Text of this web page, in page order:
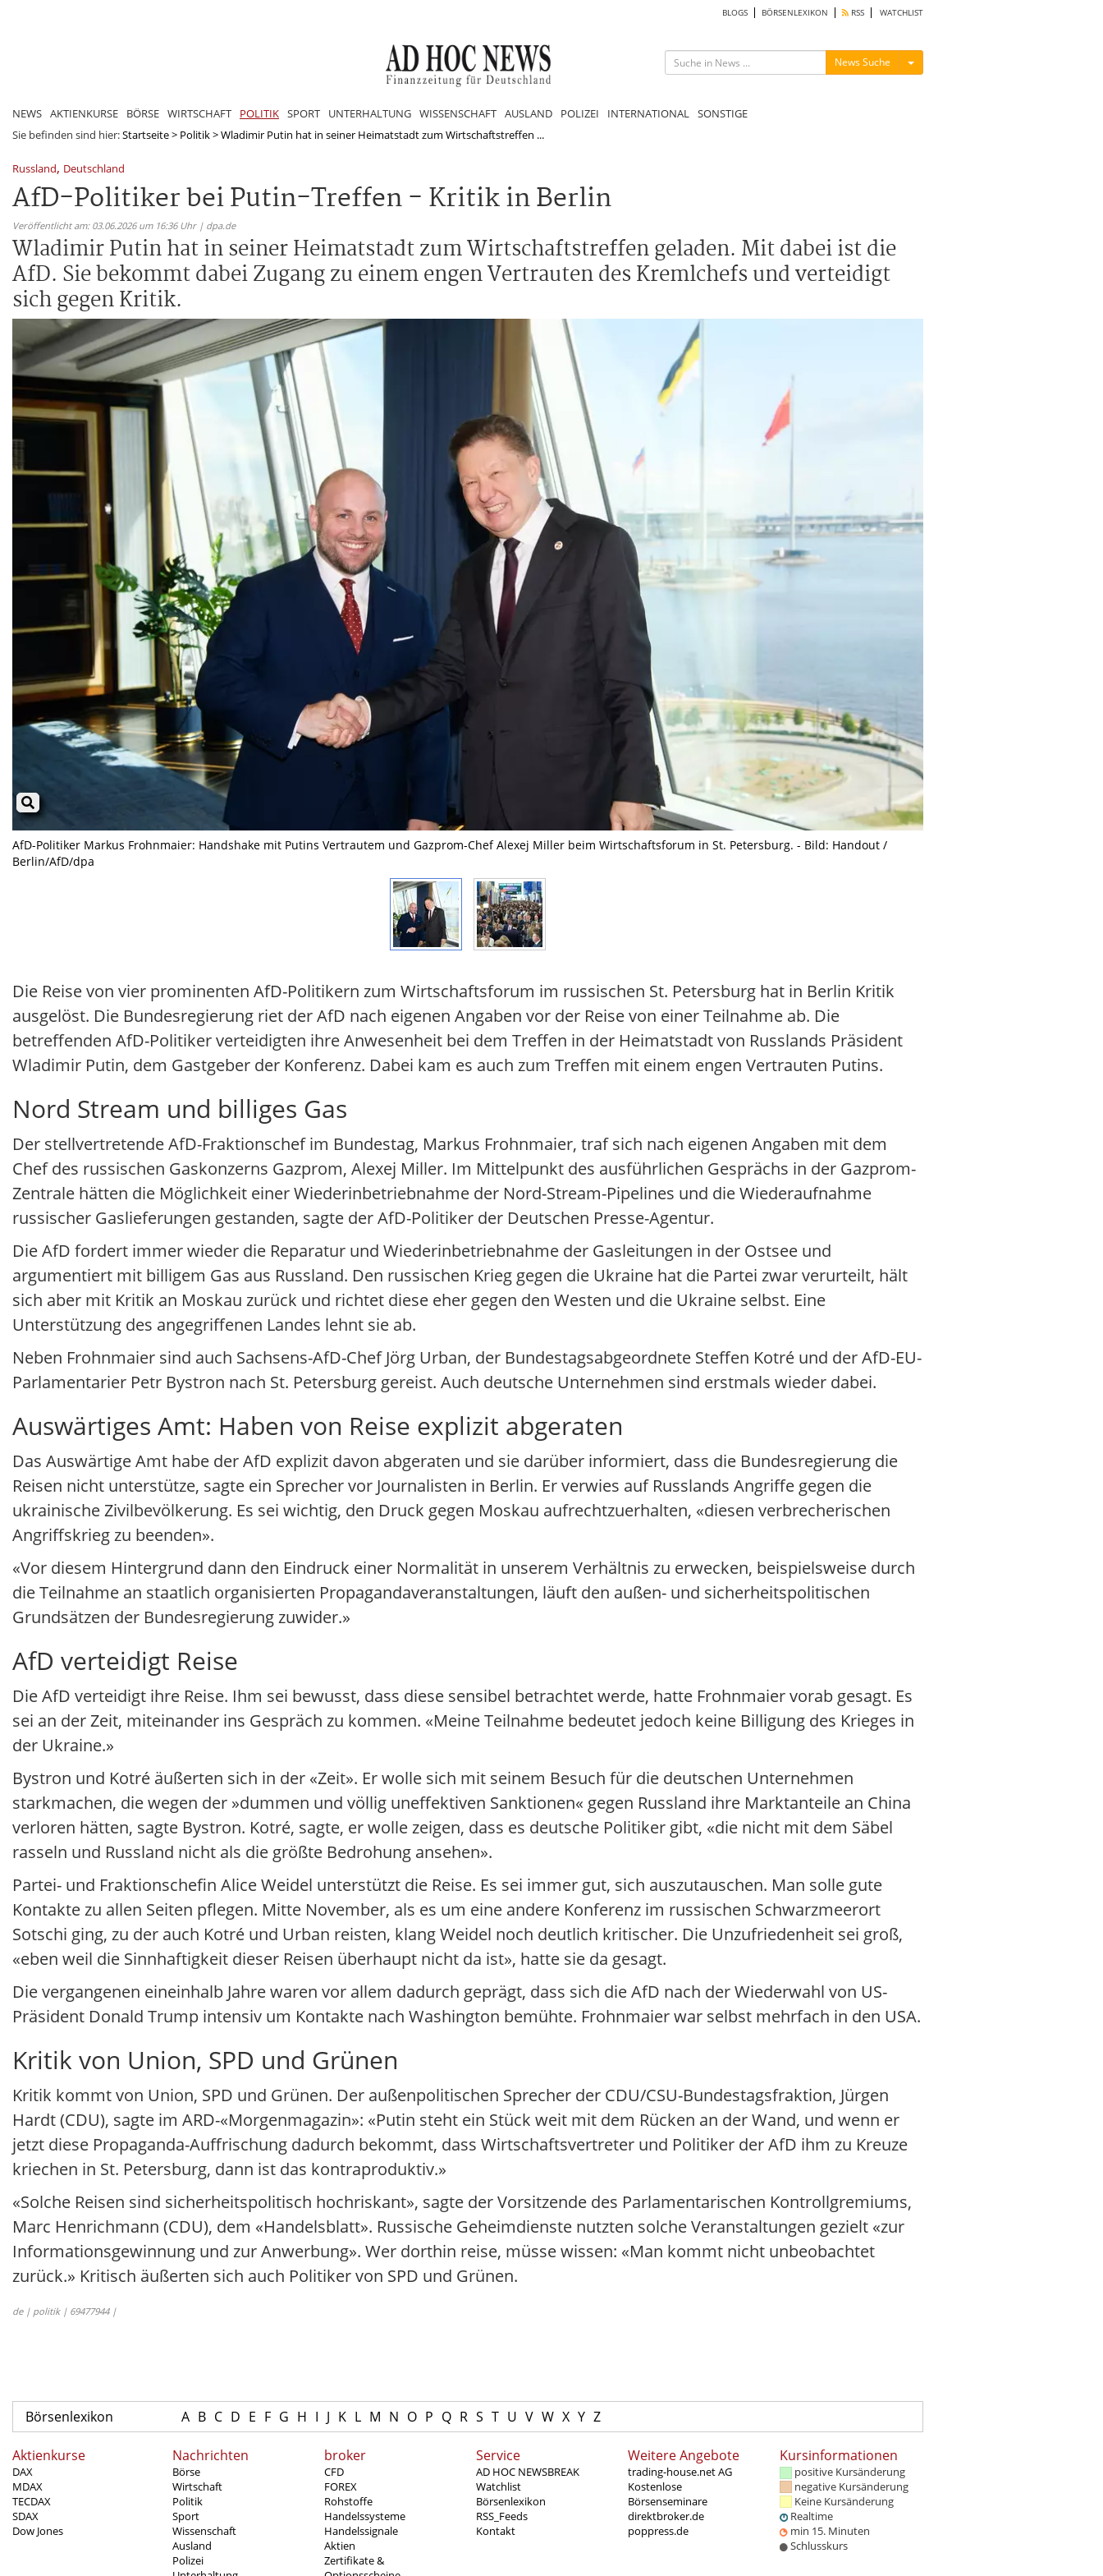
BLOGS BÖRSENLEXIKON RSS WATCHLIST
News Suche Menü ein-/ausblenden
NEWS AKTIENKURSE BÖRSE WIRTSCHAFT POLITIK SPORT UNTERHALTUNG WISSENSCHAFT AUSLAND POLIZEI INTERNATIONAL SONSTIGE
Sie befinden sind hier:Startseite> Politik>Wladimir Putin hat in seiner Heimatstadt zum Wirtschaftstreffen ...
Russland, Deutschland
AfD-Politiker bei Putin-Treffen - Kritik in Berlin
Veröffentlicht am: 03.06.2026 um 16:36 Uhr | dpa.de
Wladimir Putin hat in seiner Heimatstadt zum Wirtschaftstreffen geladen. Mit dabei ist die
AfD. Sie bekommt dabei Zugang zu einem engen Vertrauten des Kremlchefs und verteidigt
sich gegen Kritik.
AfD-Politiker Markus Frohnmaier: Handshake mit Putins Vertrautem und Gazprom-Chef Alexej Miller beim Wirtschaftsforum in St. Petersburg. - Bild: Handout /
Berlin/AfD/dpa
Die Reise von vier prominenten AfD-Politikern zum Wirtschaftsforum im russischen St. Petersburg hat in Berlin Kritik
ausgelöst. Die Bundesregierung riet der AfD nach eigenen Angaben vor der Reise von einer Teilnahme ab. Die
betreffenden AfD-Politiker verteidigten ihre Anwesenheit bei dem Treffen in der Heimatstadt von Russlands Präsident
Wladimir Putin, dem Gastgeber der Konferenz. Dabei kam es auch zum Treffen mit einem engen Vertrauten Putins.
Nord Stream und billiges Gas
Der stellvertretende AfD-Fraktionschef im Bundestag, Markus Frohnmaier, traf sich nach eigenen Angaben mit dem
Chef des russischen Gaskonzerns Gazprom, Alexej Miller. Im Mittelpunkt des ausführlichen Gesprächs in der Gazprom-
Zentrale hätten die Möglichkeit einer Wiederinbetriebnahme der Nord-Stream-Pipelines und die Wiederaufnahme
russischer Gaslieferungen gestanden, sagte der AfD-Politiker der Deutschen Presse-Agentur.
Die AfD fordert immer wieder die Reparatur und Wiederinbetriebnahme der Gasleitungen in der Ostsee und
argumentiert mit billigem Gas aus Russland. Den russischen Krieg gegen die Ukraine hat die Partei zwar verurteilt, hält
sich aber mit Kritik an Moskau zurück und richtet diese eher gegen den Westen und die Ukraine selbst. Eine
Unterstützung des angegriffenen Landes lehnt sie ab.
Neben Frohnmaier sind auch Sachsens-AfD-Chef Jörg Urban, der Bundestagsabgeordnete Steffen Kotré und der AfD-EU-
Parlamentarier Petr Bystron nach St. Petersburg gereist. Auch deutsche Unternehmen sind erstmals wieder dabei.
Auswärtiges Amt: Haben von Reise explizit abgeraten
Das Auswärtige Amt habe der AfD explizit davon abgeraten und sie darüber informiert, dass die Bundesregierung die
Reisen nicht unterstütze, sagte ein Sprecher vor Journalisten in Berlin. Er verwies auf Russlands Angriffe gegen die
ukrainische Zivilbevölkerung. Es sei wichtig, den Druck gegen Moskau aufrechtzuerhalten, «diesen verbrecherischen
Angriffskrieg zu beenden».
«Vor diesem Hintergrund dann den Eindruck einer Normalität in unserem Verhältnis zu erwecken, beispielsweise durch
die Teilnahme an staatlich organisierten Propagandaveranstaltungen, läuft den außen- und sicherheitspolitischen
Grundsätzen der Bundesregierung zuwider.»
AfD verteidigt Reise
Die AfD verteidigt ihre Reise. Ihm sei bewusst, dass diese sensibel betrachtet werde, hatte Frohnmaier vorab gesagt. Es
sei an der Zeit, miteinander ins Gespräch zu kommen. «Meine Teilnahme bedeutet jedoch keine Billigung des Krieges in
der Ukraine.»
Bystron und Kotré äußerten sich in der «Zeit». Er wolle sich mit seinem Besuch für die deutschen Unternehmen
starkmachen, die wegen der »dummen und völlig uneffektiven Sanktionen« gegen Russland ihre Marktanteile an China
verloren hätten, sagte Bystron. Kotré, sagte, er wolle zeigen, dass es deutsche Politiker gibt, «die nicht mit dem Säbel
rasseln und Russland nicht als die größte Bedrohung ansehen».
Partei- und Fraktionschefin Alice Weidel unterstützt die Reise. Es sei immer gut, sich auszutauschen. Man solle gute
Kontakte zu allen Seiten pflegen. Mitte November, als es um eine andere Konferenz im russischen Schwarzmeerort
Sotschi ging, zu der auch Kotré und Urban reisten, klang Weidel noch deutlich kritischer. Die Unzufriedenheit sei groß,
«eben weil die Sinnhaftigkeit dieser Reisen überhaupt nicht da ist», hatte sie da gesagt.
Die vergangenen eineinhalb Jahre waren vor allem dadurch geprägt, dass sich die AfD nach der Wiederwahl von US-
Präsident Donald Trump intensiv um Kontakte nach Washington bemühte. Frohnmaier war selbst mehrfach in den USA.
Kritik von Union, SPD und Grünen
Kritik kommt von Union, SPD und Grünen. Der außenpolitischen Sprecher der CDU/CSU-Bundestagsfraktion, Jürgen
Hardt (CDU), sagte im ARD-«Morgenmagazin»: «Putin steht ein Stück weit mit dem Rücken an der Wand, und wenn er
jetzt diese Propaganda-Auffrischung dadurch bekommt, dass Wirtschaftsvertreter und Politiker der AfD ihm zu Kreuze
kriechen in St. Petersburg, dann ist das kontraproduktiv.»
«Solche Reisen sind sicherheitspolitisch hochriskant», sagte der Vorsitzende des Parlamentarischen Kontrollgremiums,
Marc Henrichmann (CDU), dem «Handelsblatt». Russische Geheimdienste nutzten solche Veranstaltungen gezielt «zur
Informationsgewinnung und zur Anwerbung». Wer dorthin reise, müsse wissen: «Man kommt nicht unbeobachtet
zurück.» Kritisch äußerten sich auch Politiker von SPD und Grünen.
de | politik | 69477944 |
Börsenlexikon A B C D E F G H I J K L M N O P Q R S T U V W X Y Z
Aktienkurse
DAX
MDAX
TECDAX
SDAX
Dow Jones
Nachrichten
Börse
Wirtschaft
Politik
Sport
Wissenschaft
Ausland
Polizei
broker
CFD
FOREX
Rohstoffe
Handelssysteme
Handelssignale
Aktien
Zertifikate &
Service
AD HOC NEWSBREAK
Watchlist
Börsenlexikon
RSS_Feeds
Kontakt
Weitere Angebote
trading-house.net AG
Kostenlose
Börsenseminare
direktbroker.de
poppress.de
Kursinformationen
positive Kursänderung
negative Kursänderung
Keine Kursänderung
Realtime
min 15. Minuten
Schlusskurs